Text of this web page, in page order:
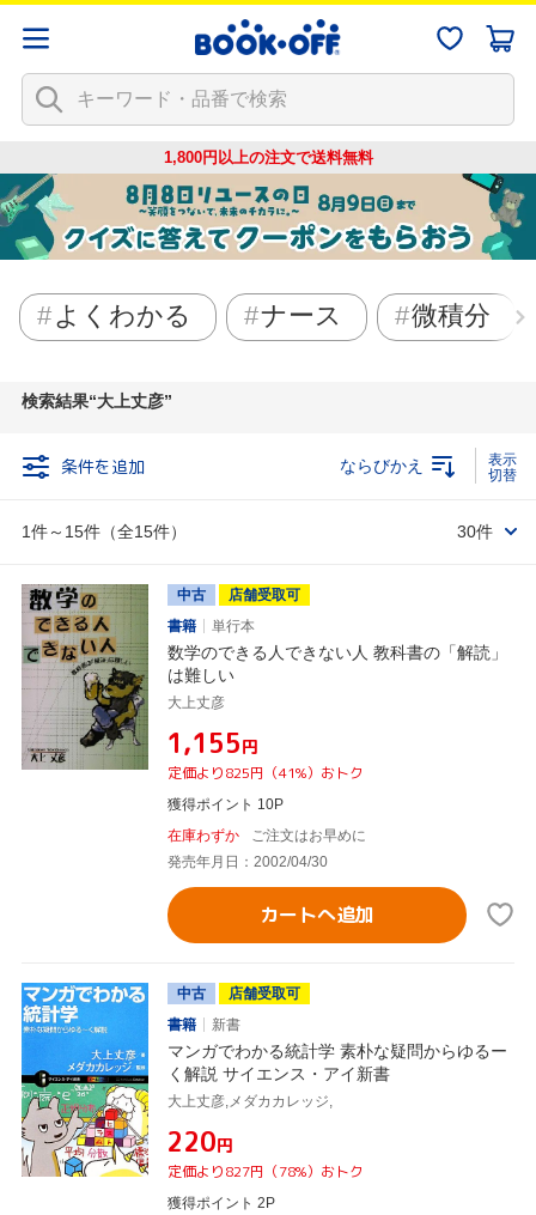
1,800円以上の注文で送料無料
よくわかる ナース 微積分
検索結果 大上丈彦
条件を追加
1件～15件（全15件）
ならびかえ
30件
中古
店舗受取可
書籍
単行本
数学のできる人できない人 教科書の「解読」
は難しい
大上丈彦
¥1,155円
定価より825円（41%）おトク
獲得ポイント 10P
在庫わずか
ご注文はお早めに
発売年月日：2002/04/30
カートへ追加
中古
店舗受取可
書籍
新書
マンガでわかる統計学 素朴な疑問からゆるー
く解説 サイエンス・アイ新書
大上丈彦,メダカカレッジ,
¥220円
定価より827円（78%）おトク
獲得ポイント 2P